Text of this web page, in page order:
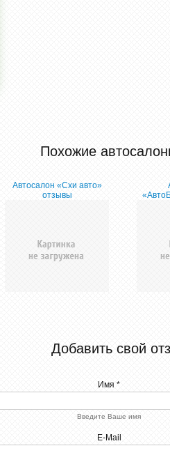
Похожие
Автосалон «Схи авто»
отзывы
Добавить свой
Имя *
Введите Ваше имя
E-Mail